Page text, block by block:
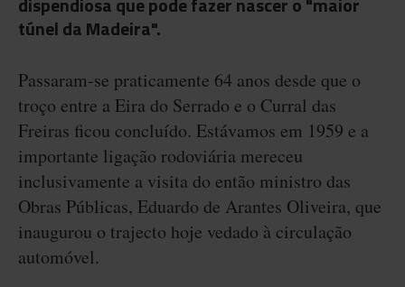
túnel da Madeira".
Passaram-se praticamente 64 anos desde que o
troço entre a Eira do Serrado e o Curral das
Freiras ficou concluído. Estávamos em 1959 e a
importante ligação rodoviária mereceu
inclusivamente a visita do então ministro das
Obras Públicas, Eduardo de Arantes Oliveira, que
inaugurou o trajecto hoje vedado à circulação
automóvel.